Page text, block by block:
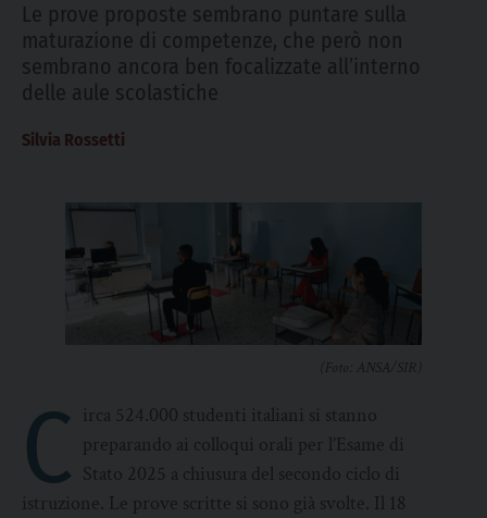
Le prove proposte sembrano puntare sulla
maturazione di competenze, che però non
sembrano ancora ben focalizzate all’interno
delle aule scolastiche
Silvia Rossetti
(Foto: ANSA/SIR)
C irca 524.000 studenti italiani si stanno
preparando ai colloqui orali per l’Esame di
Stato 2025 a chiusura del secondo ciclo di
istruzione. Le prove scritte si sono già svolte. Il 18